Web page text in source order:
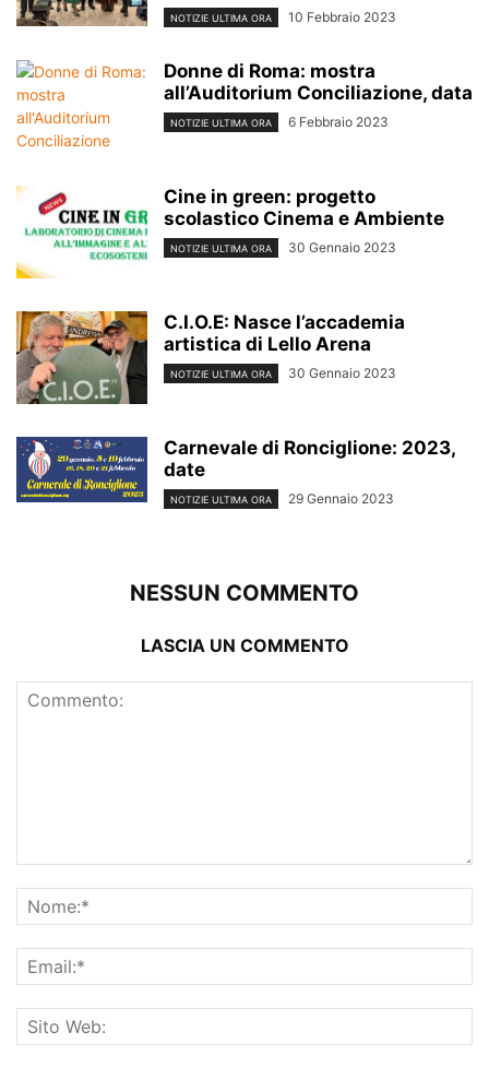
NOTIZIE ULTIMA ORA 10 Febbraio 2023
Donne di Roma: mostra
all’Auditorium Conciliazione, data
NOTIZIE ULTIMA ORA 6 Febbraio 2023
Cine in green: progetto
scolastico Cinema e Ambiente
NOTIZIE ULTIMA ORA 30 Gennaio 2023
C.I.O.E: Nasce l’accademia
artistica di Lello Arena
NOTIZIE ULTIMA ORA 30 Gennaio 2023
Carnevale di Ronciglione: 2023,
date
NOTIZIE ULTIMA ORA 29 Gennaio 2023
NESSUN COMMENTO
LASCIA UN COMMENTO